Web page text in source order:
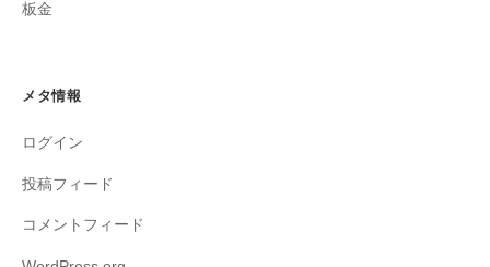
板金
メタ情報
ログイン
投稿フィード
コメントフィード